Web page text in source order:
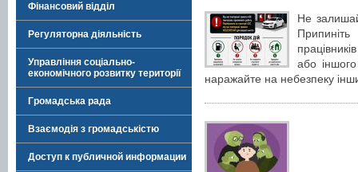
Фінансовий відділ
Регуляторна діяльність
Управління соціально-
економічного розвитку території
Громадська рада
Взаємодія з громадськістю
Доступ к публичной информации
Не
або
наражайте на небезпеку